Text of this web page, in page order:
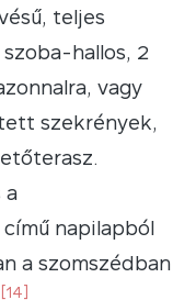
teljes
hallos, 2
vagy
szekrények,
a
című napilapból
a szomszédban
[14]